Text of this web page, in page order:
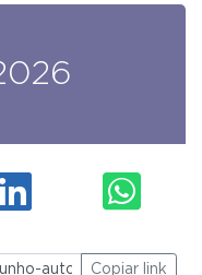
Copiar link